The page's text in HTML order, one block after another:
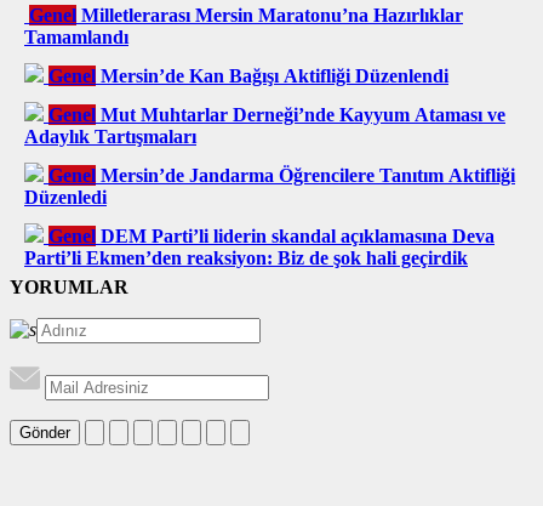
Genel Milletlerarası Mersin Maratonu’na Hazırlıklar
Tamamlandı
Genel Mersin’de Kan Bağışı Aktifliği Düzenlendi
Genel Mut Muhtarlar Derneği’nde Kayyum Ataması ve
Adaylık Tartışmaları
Genel Mersin’de Jandarma Öğrencilere Tanıtım Aktifliği
Düzenledi
Genel DEM Parti’li liderin skandal açıklamasına Deva
Parti’li Ekmen’den reaksiyon: Biz de şok hali geçirdik
YORUMLAR
Gönder